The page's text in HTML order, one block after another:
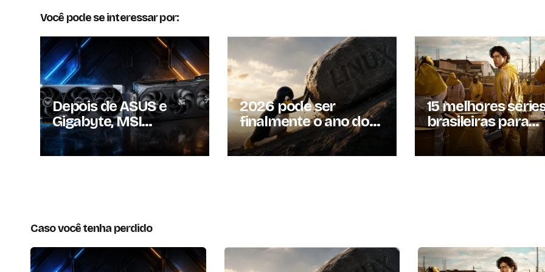
Você pode se interessar por:
Depois de ASUS e
Gigabyte, MSI
também reajusta
preços das GPUs em
2026 pode ser
finalmente o ano do
Linux? Entenda por
que essa previsão
15 melhores
brasileiras para
assistir em 2026
Caso você tenha perdido